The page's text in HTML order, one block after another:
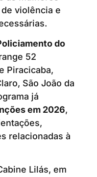
violência e
do
52
Piracicaba,
São João da
já
em 2026,
relacionadas à
Lilás, em